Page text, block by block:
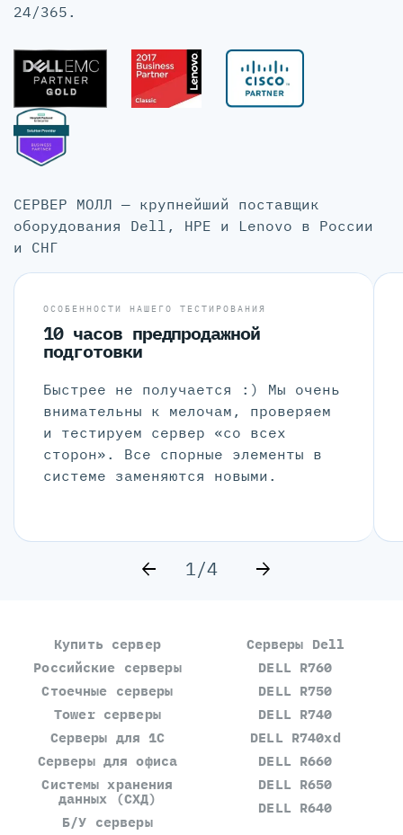
24/365.
СЕРВЕР МОЛЛ — крупнейший поставщик
оборудования Dell, HPE и Lenovo в России
и СНГ
ОСОБЕННОСТИ НАШЕГО ТЕСТИРОВАНИЯ
10 часов предпродажной
подготовки
Быстрее не получается :) Мы очень
внимательны к мелочам, проверяем
и тестируем сервер «со всех
сторон». Все спорные элементы в
системе заменяются новыми.
1/4
Купить сервер
Российские серверы
Стоечные серверы
Tower серверы
Серверы для 1С
Серверы для офиса
Системы хранения
данных (СХД)
Б/У серверы
Серверы Dell
DELL R760
DELL R750
DELL R740
DELL R740xd
DELL R660
DELL R650
DELL R640